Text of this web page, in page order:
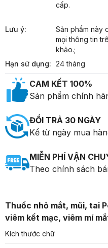
cấp.
Lưu ý:
Sản phẩm này
mọi thông tin
khảo.;
Hạn sử dụng: 24 tháng
CAM KẾT 100%
Sản phẩm chính
ĐỔI TRẢ 30 NGÀY
Kể từ ngày mua
MIỄN PHÍ VẬN
Theo chính sách
Thuốc nhỏ mắt, mũi, tai
viêm kết mạc, viêm mí
Kích thước chữ